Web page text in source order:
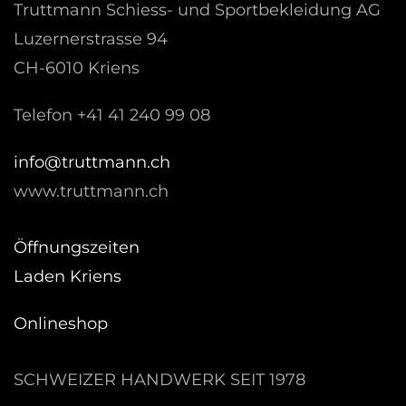
Truttmann Schiess- und Sportbekleidung AG
Luzernerstrasse 94
CH-6010 Kriens
Telefon +41 41 240 99 08
hc.nnamtturt@ofni
www.truttmann.ch
Öffnungszeiten
Laden Kriens
Onlineshop
SCHWEIZER HANDWERK SEIT 1978